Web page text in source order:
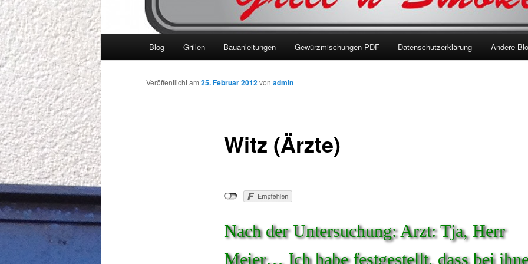
Blog Grillen Bauanleitungen Gewürzmischungen PDF Datenschutzerklärung Andere
Witz (Ärzte)
Veröffentlicht am 25. Februar 2012von admin
Nach der Untersuchung: Arzt: Tja, Herr
Meier… Ich habe festgestellt, dass bei